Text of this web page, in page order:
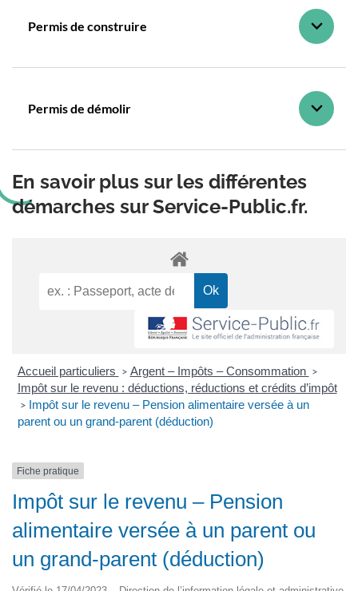
Permis de construire
Permis de démolir
En savoir plus sur les différentes
démarches sur Service-Public.fr.
Accueil particuliers > Argent – Impôts – Consommation >
Impôt sur le revenu : déductions, réductions et crédits d’impôt
> Impôt sur le revenu – Pension alimentaire versée à un
parent ou un grand-parent (déduction)
Fiche pratique
Impôt sur le revenu – Pension
alimentaire versée à un parent ou
un grand-parent (déduction)